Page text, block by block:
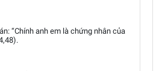
“Chính anh em là chứng nhân của